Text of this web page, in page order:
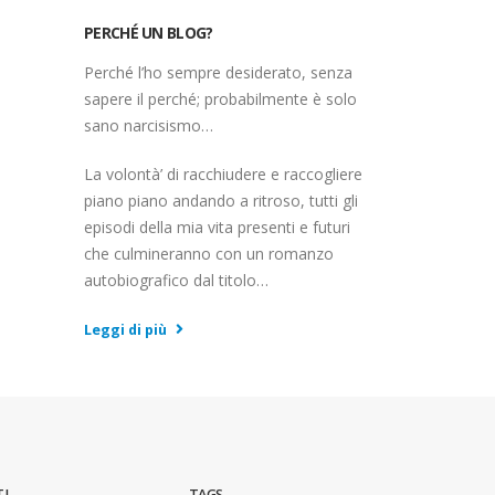
Perché l’ho sempre desiderato, senza
sapere il perché; probabilmente è solo
La volontà’ di racchiudere e raccogliere
piano piano andando a ritroso, tutti gli
episodi della mia vita presenti e futuri
che culmineranno con un romanzo